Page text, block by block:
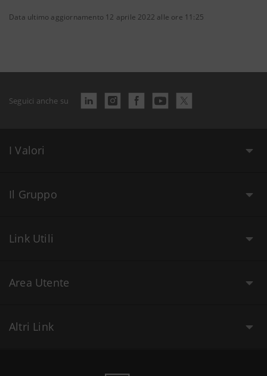
Data ultimo aggiornamento 12 aprile 2022 alle ore 11:25
Seguici anche su
I Valori
Il Gruppo
Link Utili
Area Utente
Altri Link